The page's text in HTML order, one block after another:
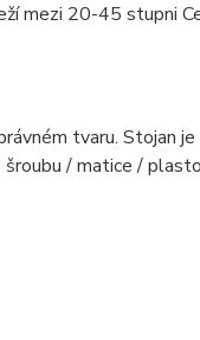
mezi 20-45 stupni
tvaru. Stojan
/ matice /